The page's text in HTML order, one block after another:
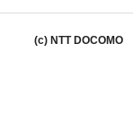
(c) NTT DOCOMO